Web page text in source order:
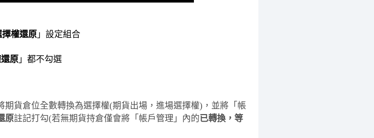
權還原」設定組合
原」都不勾選
期貨倉位全數轉換為選擇權(期貨出場，進場選擇權)，並將「帳
原註記打勾(若無期貨持倉僅會將「帳戶管理」內的已轉換，等